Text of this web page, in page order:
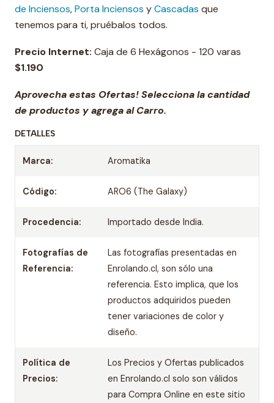
de Inciensos,Porta Inciensos yCascadas que
tenemos para ti, pruébalos todos.
Precio Internet: Caja de 6 Hexágonos - 120 varas
$1.190
Aprovecha estas Ofertas! Selecciona la cantidad
de productos y agrega al Carro.
DETALLES
Marca: Aromatika
Código: ARO6 (The Galaxy)
Procedencia: Importado desde India.
Fotografías de
Referencia:
Las fotografías presentadas en
Enrolando.cl, son sólo una
referencia. Esto implica, que los
productos adquiridos pueden
tener variaciones de color y
diseño.
Política de
Precios:
Los Precios y Ofertas publicados
en Enrolando.cl solo son válidos
para Compra Online en este sitio